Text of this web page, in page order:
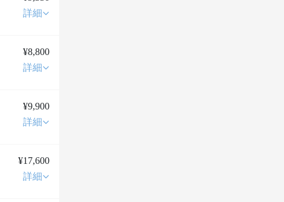
詳細
¥8,800
詳細
¥9,900
詳細
¥17,600
詳細